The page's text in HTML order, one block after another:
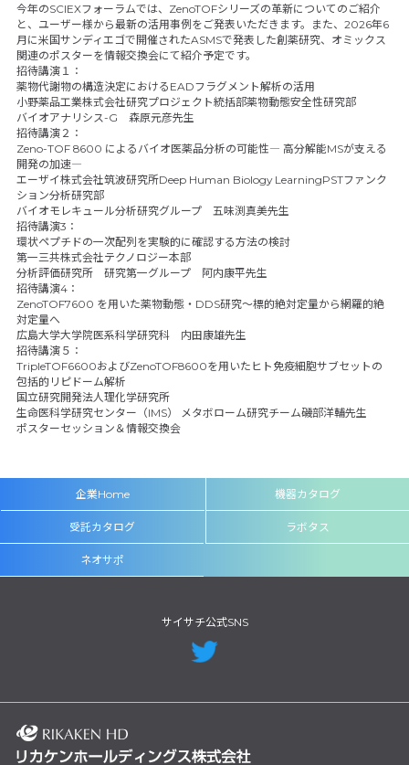
今年のSCIEXフォーラムでは、ZenoTOFシリーズの革新についてのご紹介
と、ユーザー様から最新の活用事例をご発表いただきます。また、2026年6
月に米国サンディエゴで開催されたASMSで発表した創薬研究、オミックス
関連のポスターを情報交換会にて紹介予定です。
招待講演１：
薬物代謝物の構造決定におけるEADフラグメント解析の活用
小野薬品工業株式会社研究プロジェクト統括部薬物動態安全性研究部
バイオアナリシス-G 森原元彦先生
招待講演２：
Zeno-TOF 8600 によるバイオ医薬品分析の可能性― 高分解能MSが支える
開発の加速―
エーザイ株式会社筑波研究所Deep Human Biology LearningPSTファンク
ション分析研究部
バイオモレキュール分析研究グループ 五味渕真美先生
招待講演3：
環状ペプチドの一次配列を実験的に確認する方法の検討
第一三共株式会社テクノロジー本部
分析評価研究所 研究第一グループ 阿内康平先生
招待講演4：
ZenoTOF7600 を用いた薬物動態・DDS研究～標的絶対定量から網羅的絶
対定量へ
広島大学大学院医系科学研究科 内田康雄先生
招待講演５：
TripleTOF6600およびZenoTOF8600を用いたヒト免疫細胞サブセットの
包括的リピドーム解析
国立研究開発法人理化学研究所
生命医科学研究センター（IMS） メタボローム研究チーム磯部洋輔先生
ポスターセッション＆情報交換会
企業Home 機器カタログ
受託カタログ ラボタス
ネオサポ
サイサチ公式SNS